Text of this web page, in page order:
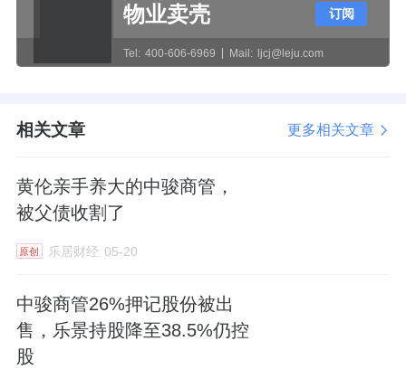
物业卖壳
Tel: 400-606-6969 Mail: ljcj@leju.com
订阅
相关文章 更多相关文章
黄伦亲手养大的中骏商管，
被父债收割了
原创 乐居财经 05-20
中骏商管26%押记股份被出
售，乐景持股降至38.5%仍控
股